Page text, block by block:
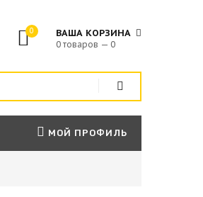
0 ВАША КОРЗИНА
0 товаров — 0
МОЙ ПРОФИЛЬ